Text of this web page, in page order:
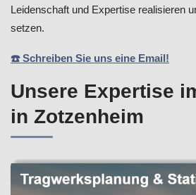
Leidenschaft und Expertise realisieren
setzen.
☎️ Schreiben Sie uns eine Email!
Unsere Expertise
in Zotzenheim